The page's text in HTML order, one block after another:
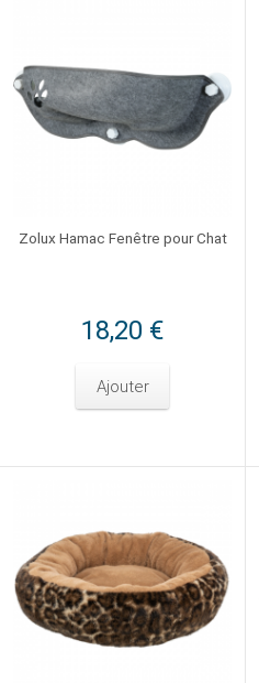
Zolux Hamac Fenêtre pour Chat
18,20 €
Ajouter